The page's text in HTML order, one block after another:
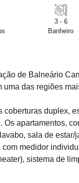
3 - 6
Banheiro
de Balneário
das regiões
duplex,
apartamentos,
sala de estar/
medidor
sistema de